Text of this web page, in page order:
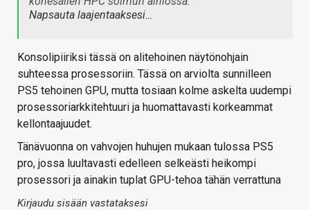
Napsauta laajentaaksesi…
Konsolipiiriksi tässä on alitehoinen näytönohjain
suhteessa prosessoriin. Tässä on arviolta sunnilleen
PS5 tehoinen GPU, mutta tosiaan kolme askelta uudempi
prosessoriarkkitehtuuri ja huomattavasti korkeammat
kellontaajuudet.
Tänävuonna on vahvojen huhujen mukaan tulossa PS5
pro, jossa luultavasti edelleen selkeästi heikompi
prosessori ja ainakin tuplat GPU-tehoa tähän verrattuna
Kirjaudu sisään vastataksesi